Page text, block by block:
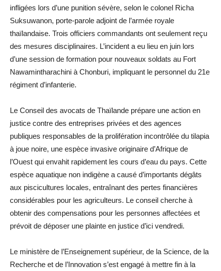
infligées lors d’une punition sévère, selon le colonel Richa
Suksuwanon, porte-parole adjoint de l’armée royale
thaïlandaise. Trois officiers commandants ont seulement reçu
des mesures disciplinaires. L’incident a eu lieu en juin lors
d’une session de formation pour nouveaux soldats au Fort
Nawamintharachini à Chonburi, impliquant le personnel du 21e
régiment d’infanterie.
Le Conseil des avocats de Thaïlande prépare une action en
justice contre des entreprises privées et des agences
publiques responsables de la prolifération incontrôlée du tilapia
à joue noire, une espèce invasive originaire d’Afrique de
l’Ouest qui envahit rapidement les cours d’eau du pays. Cette
espèce aquatique non indigène a causé d’importants dégâts
aux piscicultures locales, entraînant des pertes financières
considérables pour les agriculteurs. Le conseil cherche à
obtenir des compensations pour les personnes affectées et
prévoit de déposer une plainte en justice d’ici vendredi.
Le ministère de l’Enseignement supérieur, de la Science, de la
Recherche et de l’Innovation s’est engagé à mettre fin à la